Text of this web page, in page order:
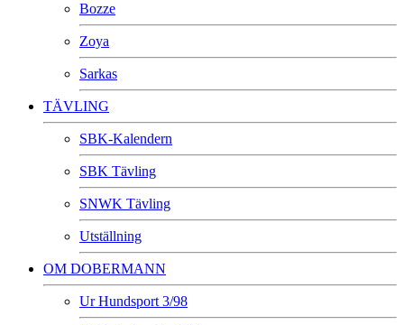
Bozze
Zoya
Sarkas
TÄVLING
SBK-Kalendern
SBK Tävling
SNWK Tävling
Utställning
OM DOBERMANN
Ur Hundsport 3/98